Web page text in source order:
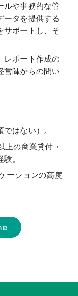
ルや事務的な管
ータを提供する
サポートし、そ
レポート作成の
営陣からの問い
はない）。
上の商業貸付・
。
ーションの高度